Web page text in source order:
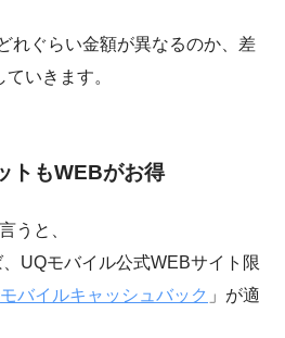
れぐらい金額が異なるのか、差
いきます。
トもWEBがお得
うと、
UQモバイル公式WEBサイト限
バイルキャッシュバック 」が適